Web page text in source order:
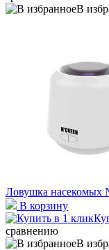
В
Ловушка насекомых
В корзину
сравнению
В